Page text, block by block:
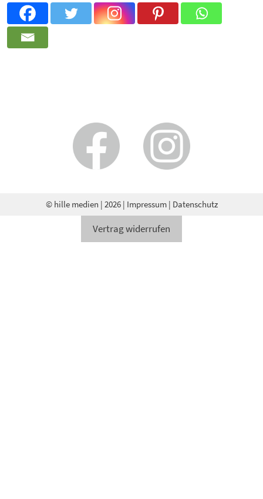
© hille medien | 2026 | Impressum| Datenschutz
Vertrag widerrufen